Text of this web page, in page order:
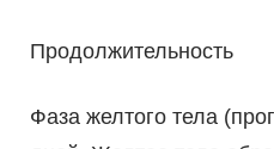
Продолжительность
Фаза желтого тела